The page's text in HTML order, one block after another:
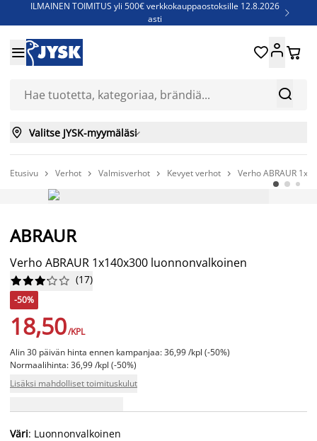
ILMAINEN TOIMITUS yli 500€ verkkokauppaostoksille 12.8.2026
asti

Jenkkisänkyjä - Säästä jopa 60%


 
 Valitse JYSK-myymäläsi
Etusivu  Verhot  Valmisverhot  Kevyet verhot  Verho ABRAUR
Huipputarjous
ABRAUR
Verho ABRAUR 1x140x300 luonnonvalkoinen





 (17)
-50%
18,50/KPL
Alin 30 päivän hinta ennen kampanjaa: 36,99 /kpl (-50%)
Normaalihinta: 36,99 /kpl (-50%)
Lisäksi mahdolliset toimituskulut
Väri: Luonnonvalkoinen